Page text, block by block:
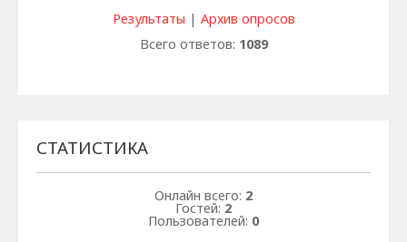
Результаты | Архив опросов
Всего ответов: 1089
СТАТИСТИКА
Онлайн всего: 2
Гостей: 2
Пользователей: 0